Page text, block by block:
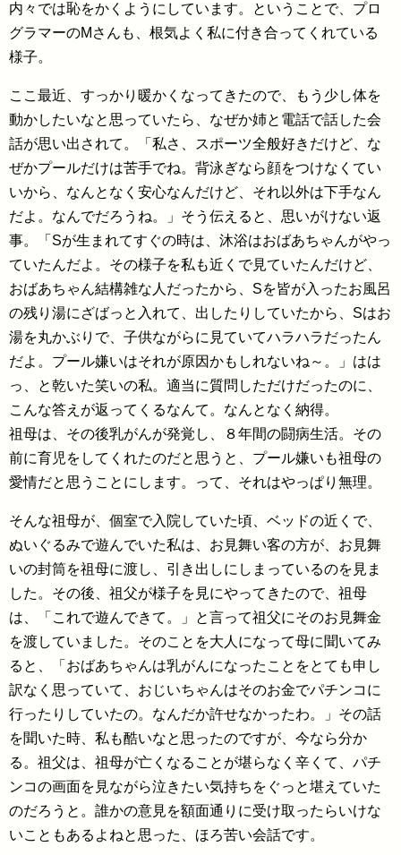
内々では恥をかくようにしています。ということで、プロ
グラマーのMさんも、根気よく私に付き合ってくれている
様子。
ここ最近、すっかり暖かくなってきたので、もう少し体を
動かしたいなと思っていたら、なぜか姉と電話で話した会
話が思い出されて。「私さ、スポーツ全般好きだけど、な
ぜかプールだけは苦手でね。背泳ぎなら顔をつけなくてい
いから、なんとなく安心なんだけど、それ以外は下手なん
だよ。なんでだろうね。」そう伝えると、思いがけない返
事。「Sが生まれてすぐの時は、沐浴はおばあちゃんがやっ
ていたんだよ。その様子を私も近くで見ていたんだけど、
おばあちゃん結構雑な人だったから、Sを皆が入ったお風呂
の残り湯にざばっと入れて、出したりしていたから、Sはお
湯を丸かぶりで、子供ながらに見ていてハラハラだったん
だよ。プール嫌いはそれが原因かもしれないね～。」はは
っ、と乾いた笑いの私。適当に質問しただけだったのに、
こんな答えが返ってくるなんて。なんとなく納得。
祖母は、その後乳がんが発覚し、８年間の闘病生活。その
前に育児をしてくれたのだと思うと、プール嫌いも祖母の
愛情だと思うことにします。って、それはやっぱり無理。
そんな祖母が、個室で入院していた頃、ベッドの近くで、
ぬいぐるみで遊んでいた私は、お見舞い客の方が、お見舞
いの封筒を祖母に渡し、引き出しにしまっているのを見ま
した。その後、祖父が様子を見にやってきたので、祖母
は、「これで遊んできて。」と言って祖父にそのお見舞金
を渡していました。そのことを大人になって母に聞いてみ
ると、「おばあちゃんは乳がんになったことをとても申し
訳なく思っていて、おじいちゃんはそのお金でパチンコに
行ったりしていたの。なんだか許せなかったわ。」その話
を聞いた時、私も酷いなと思ったのですが、今なら分か
る。祖父は、祖母が亡くなることが堪らなく辛くて、パチ
ンコの画面を見ながら泣きたい気持ちをぐっと堪えていた
のだろうと。誰かの意見を額面通りに受け取ったらいけな
いこともあるよねと思った、ほろ苦い会話です。